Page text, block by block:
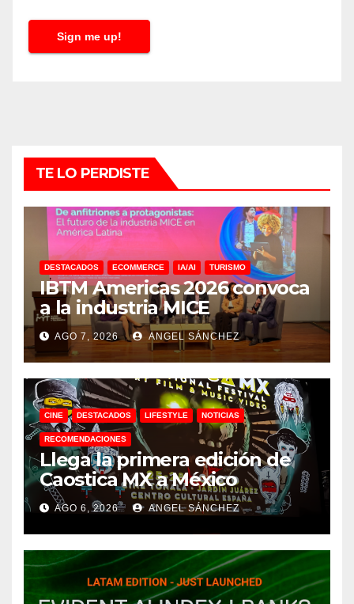
l
Sign me up!
TE LO PERDISTE
DESTACADOS ECOMMERCE IA/AI TURISMO
IBTM Americas 2026 convoca
a la industria MICE
AGO 7, 2026 ANGEL SÁNCHEZ
CINE DESTACADOS LIFESTYLE NOTICIAS
RECOMENDACIONES
Llega la primera edición de
Caostica MX a México
AGO 6, 2026 ANGEL SÁNCHEZ